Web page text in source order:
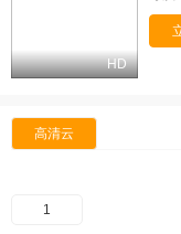
HD
高清云
1